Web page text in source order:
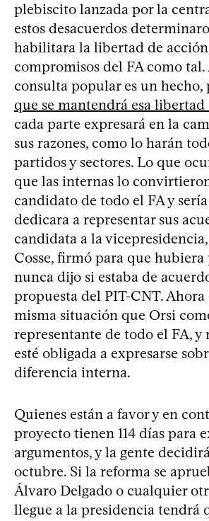
plebiscito lanzada por la
estos desacuerdos
habilitara la libertad de
compromisos del FA como
consulta popular es un hecho,
que se mantendrá esa
cada parte expresará en la
sus razones, como lo harán
partidos y sectores. Lo que
que las internas lo
candidato de todo el FA y
dedicara a representar sus
candidata a la
Cosse, firmó para que
nunca dijo si estaba de
propuesta del PIT-CNT. Ahora
misma situación que Orsi
representante de todo el FA, y
esté obligada a expresarse
diferencia interna.
Quienes están a favor y en
proyecto tienen 114 días para
argumentos, y la gente
octubre. Si la reforma se
Álvaro Delgado o cualquier
llegue a la presidencia tendrá